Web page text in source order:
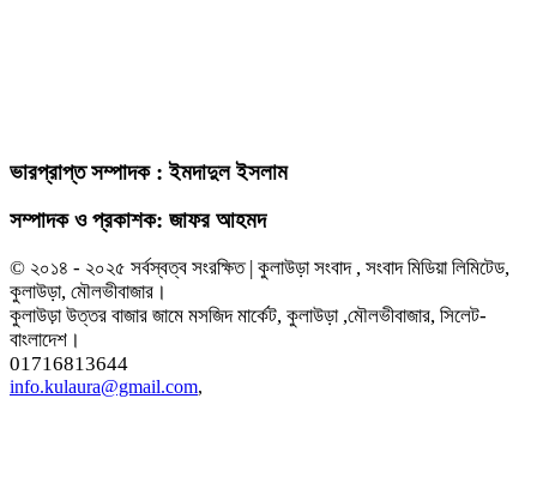
ভারপ্রাপ্ত সম্পাদক : ইমদাদুল ইসলাম
সম্পাদক ও প্রকাশক: জাফর আহমদ
© ২০১৪ - ২০২৫ সর্বস্বত্ব সংরক্ষিত | কুলাউড়া সংবাদ , সংবাদ মিডিয়া লিমিটেড,
কুলাউড়া, মৌলভীবাজার।
কুলাউড়া উত্তর বাজার জামে মসজিদ মার্কেট, কুলাউড়া ,মৌলভীবাজার, সিলেট-
বাংলাদেশ।
01716813644
info.kulaura@gmail.com,